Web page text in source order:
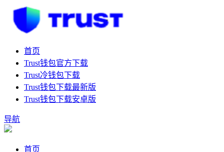
首页
Trust钱包官方下载
Trust冷钱包下载
Trust钱包下载最新版
Trust钱包下载安卓版
导航
首页